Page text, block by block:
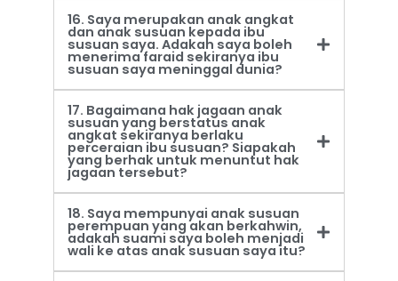
16. Saya merupakan anak angkat
dan anak susuan kepada ibu
susuan saya. Adakah saya boleh
menerima faraid sekiranya ibu
susuan saya meninggal dunia?
17. Bagaimana hak jagaan anak
susuan yang berstatus anak
angkat sekiranya berlaku
perceraian ibu susuan? Siapakah
yang berhak untuk menuntut hak
jagaan tersebut?
18. Saya mempunyai anak susuan
perempuan yang akan berkahwin,
adakah suami saya boleh menjadi
wali ke atas anak susuan saya itu?